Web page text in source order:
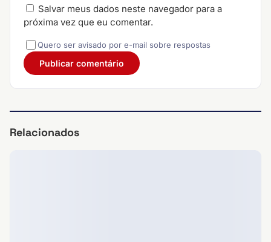
Salvar meus dados neste navegador para a
próxima vez que eu comentar.
Quero ser avisado por e-mail sobre respostas
Relacionados